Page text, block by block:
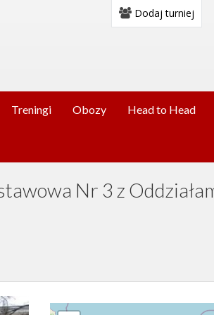
Dodaj turniej
Treningi Obozy Head to Head
Nr 3 z